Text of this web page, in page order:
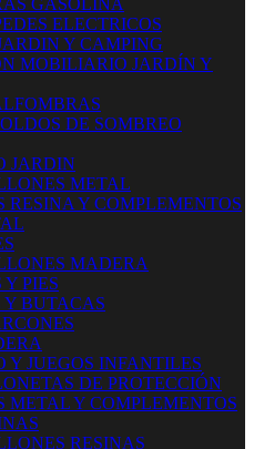
GASOLINA
ELECTRICOS
Y CAMPING
MOBILIARIO JARDÍN Y
DE SOMBREO
JARDIN
METAL
RESINA Y COMPLEMENTOS
MADERA
Y PIES
BUTACAS
Y JUEGOS INFANTILES
DE PROTECCIÓN
METAL Y COMPLEMENTOS
RESINAS